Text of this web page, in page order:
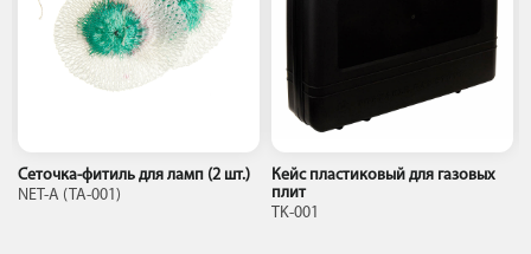
Сеточка-фитиль для ламп (2 шт.)
NET-A (TA-001)
Кейс пластиковый для газовых
плит
TK-001